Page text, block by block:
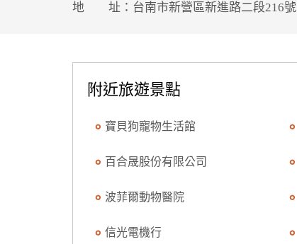
地 址：台南市新營區新進路二段216號
附近旅遊景點
寶貝狗寵物生活館
百合晟股份有限公司
波菲爾動物醫院
信光電機行